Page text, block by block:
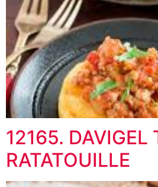
12165. DAVIGEL
RATATOUILLE